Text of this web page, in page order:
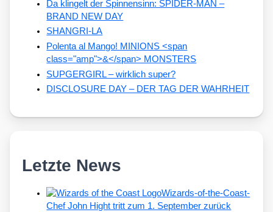
Da klingelt der Spinnensinn: SPIDER-MAN –
BRAND NEW DAY
SHANGRI-LA
Polenta al Mango! MINIONS <span
class="amp">&</span> MONSTERS
SUPGERGIRL – wirklich super?
DISCLOSURE DAY – DER TAG DER WAHRHEIT
Letzte News
Wizards-of-the-Coast-
Chef John Hight tritt zum 1. September zurück